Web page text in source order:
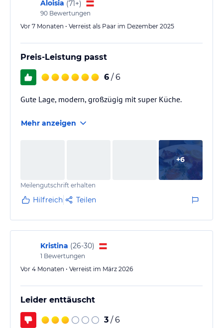
Aloisia (71+)
90 Bewertungen
Vor 7 Monaten • Verreist als Paar im Dezember 2025
Preis-Leistung passt
6 / 6
Gute Lage, modern, großzügig mit super Küche.
Mehr anzeigen
+6
Meilengutschrift erhalten
Hilfreich Teilen
Kristina (26-30)
1 Bewertungen
Vor 4 Monaten • Verreist im März 2026
Leider enttäuscht
3 / 6